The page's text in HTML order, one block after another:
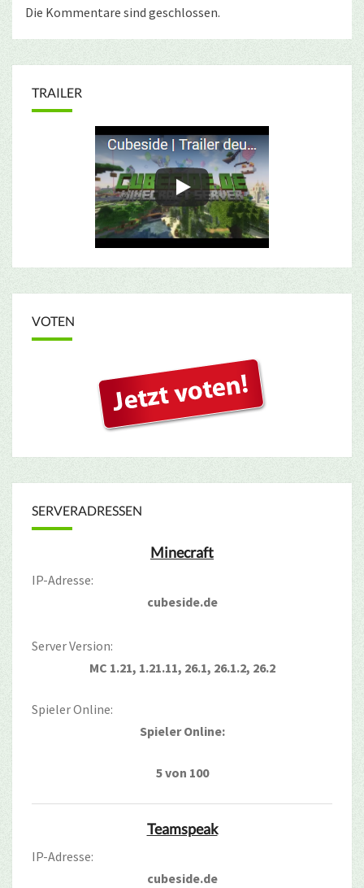
Die Kommentare sind geschlossen.
TRAILER
VOTEN
SERVERADRESSEN
Minecraft
IP-Adresse:
cubeside.de
Server Version:
MC 1.21, 1.21.11, 26.1, 26.1.2, 26.2
Spieler Online:
Spieler Online:
5 von 100
Teamspeak
IP-Adresse:
cubeside.de